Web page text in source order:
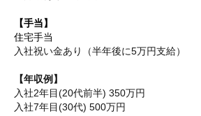
【手当】
住宅手当
入社祝い金あり（半年後に5万円支給）
【年収例】
入社2年目(20代前半) 350万円
入社7年目(30代) 500万円